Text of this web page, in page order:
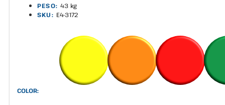
PESO: 43 kg
SKU: E4-3172
COLOR: